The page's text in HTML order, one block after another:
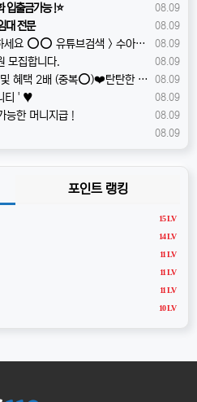
08.09
입출금가능 !⭐️
08.09
대 전문
08.09
⭕️⭕️ 유튜브검색 > 수아영상방☘️
08.09
모집합니다.
08.09
⭕️)❤️탄탄한 자본, 무사고 ✅빠른충환✅
08.09
티 ' ♥️
08.09
능한 머니지급 !
08.09
포인트 랭킹
15 LV
14 LV
11 LV
11 LV
11 LV
10 LV